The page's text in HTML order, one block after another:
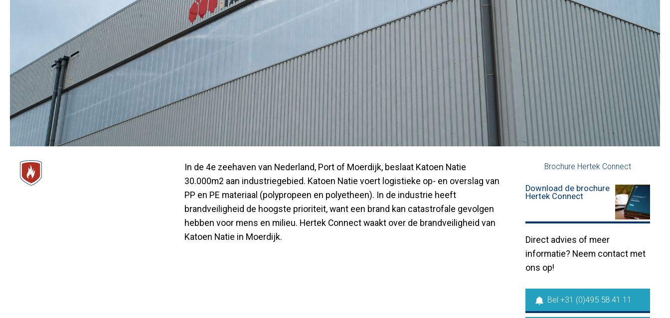
Brochure Hertek Connect
Download de brochure
Hertek Connect
Direct advies of meer
informatie? Neem contact met
ons op!
Bel +31 (0)495 58 41 11
In de 4e zeehaven van Nederland, Port of Moerdijk, beslaat Katoen Natie
30.000m2 aan industriegebied. Katoen Natie voert logistieke op- en overslag van
PP en PE materiaal (polypropeen en polyetheen). In de industrie heeft
brandveiligheid de hoogste prioriteit, want een brand kan catastrofale gevolgen
hebben voor mens en milieu. Hertek Connect waakt over de brandveiligheid van
Katoen Natie in Moerdijk.